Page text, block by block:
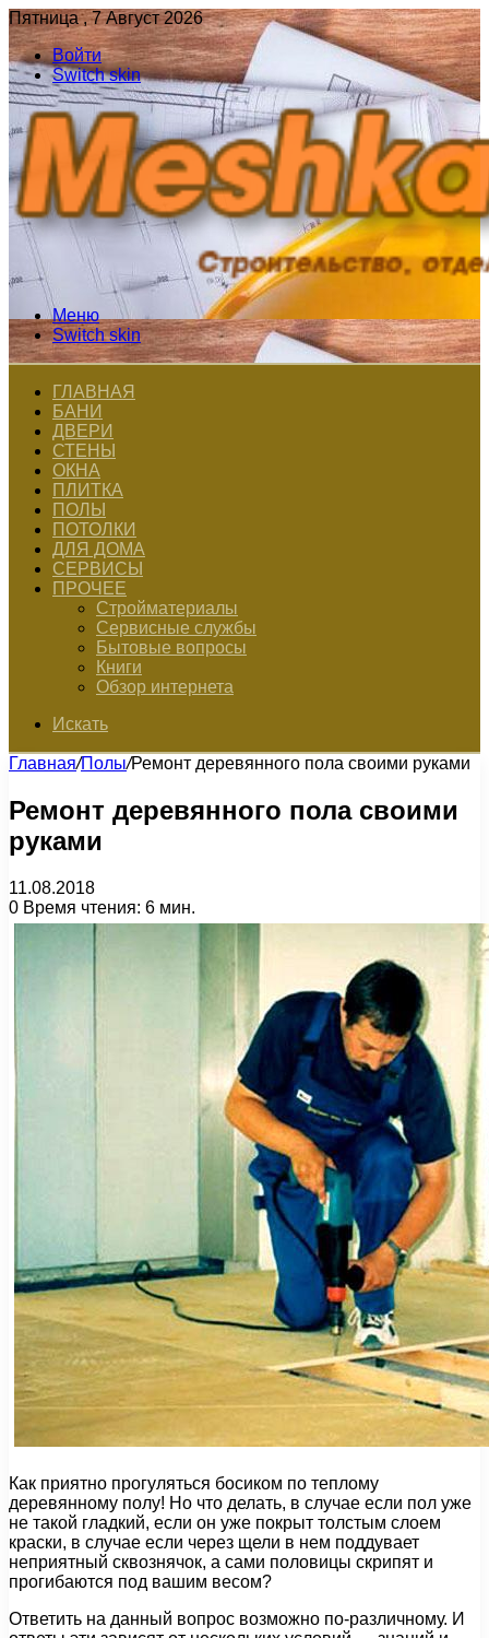
Пятница , 7 Август 2026
Войти
Switch skin
Меню
Switch skin
ГЛАВНАЯ
БАНИ
ДВЕРИ
СТЕНЫ
ОКНА
ПЛИТКА
ПОЛЫ
ПОТОЛКИ
ДЛЯ ДОМА
СЕРВИСЫ
ПРОЧЕЕ
Стройматериалы
Сервисные службы
Бытовые вопросы
Книги
Обзор интернета
Искать
Главная/Полы/Ремонт деревянного пола своими руками
Ремонт деревянного пола своими
руками
11.08.2018
0 Время чтения: 6 мин.
Как приятно прогуляться босиком по теплому
деревянному полу! Но что делать, в случае если пол уже
не такой гладкий, если он уже покрыт толстым слоем
краски, в случае если через щели в нем поддувает
неприятный сквознячок, а сами половицы скрипят и
прогибаются под вашим весом?
Ответить на данный вопрос возможно по-различному. И